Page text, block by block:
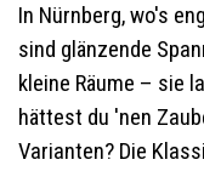
In Nürnberg, wo's
sind glänzende
kleine Räume – sie
hättest du 'nen
Varianten? Die